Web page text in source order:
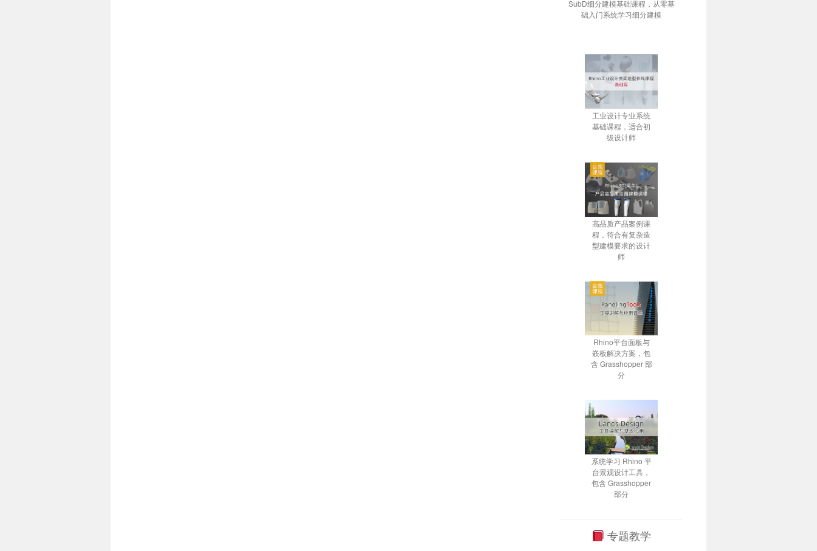
SubD细分建模基础课程，从零基
础入门系统学习细分建模
工业设计专业系统
基础课程，适合初
级设计师
高品质产品案例课
程，符合有复杂造
型建模要求的设计
师
Rhino平台面板与
嵌板解决方案，包
含 Grasshopper 部
分
系统学习 Rhino 平
台景观设计工具，
包含 Grasshopper
部分
专题教学